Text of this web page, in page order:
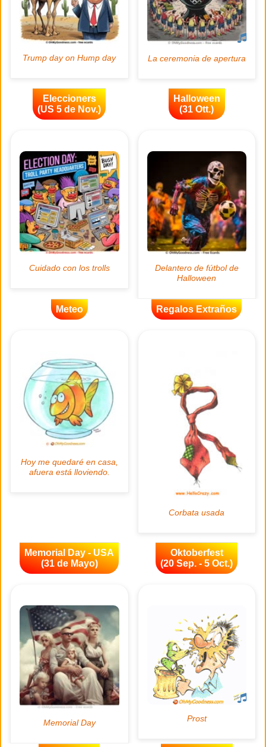
Eleccioners
(US 5 de Nov.)
Halloween
(31 Ott.)
Meteo Regalos Extraños
Memorial Day - USA
(31 de Mayo)
Oktoberfest
(20 Sep. - 5 Oct.)